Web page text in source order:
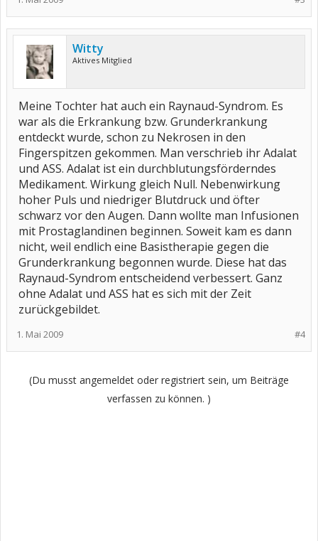
Witty
Aktives Mitglied
Meine Tochter hat auch ein Raynaud-Syndrom. Es
war als die Erkrankung bzw. Grunderkrankung
entdeckt wurde, schon zu Nekrosen in den
Fingerspitzen gekommen. Man verschrieb ihr Adalat
und ASS. Adalat ist ein durchblutungsförderndes
Medikament. Wirkung gleich Null. Nebenwirkung
hoher Puls und niedriger Blutdruck und öfter
schwarz vor den Augen. Dann wollte man Infusionen
mit Prostaglandinen beginnen. Soweit kam es dann
nicht, weil endlich eine Basistherapie gegen die
Grunderkrankung begonnen wurde. Diese hat das
Raynaud-Syndrom entscheidend verbessert. Ganz
ohne Adalat und ASS hat es sich mit der Zeit
zurückgebildet.
#4
1. Mai 2009
(Du musst angemeldet oder registriert sein, um Beiträge
verfassen zu können. )